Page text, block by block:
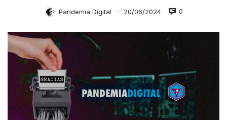
Pandemia Digital — 20/06/2024 0